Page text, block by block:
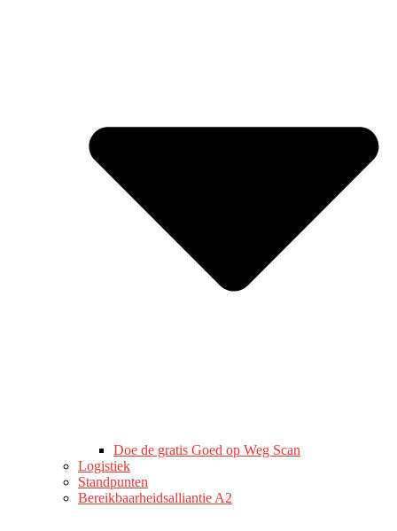
Doe de gratis Goed op Weg Scan
Logistiek
Standpunten
Bereikbaarheidsalliantie A2